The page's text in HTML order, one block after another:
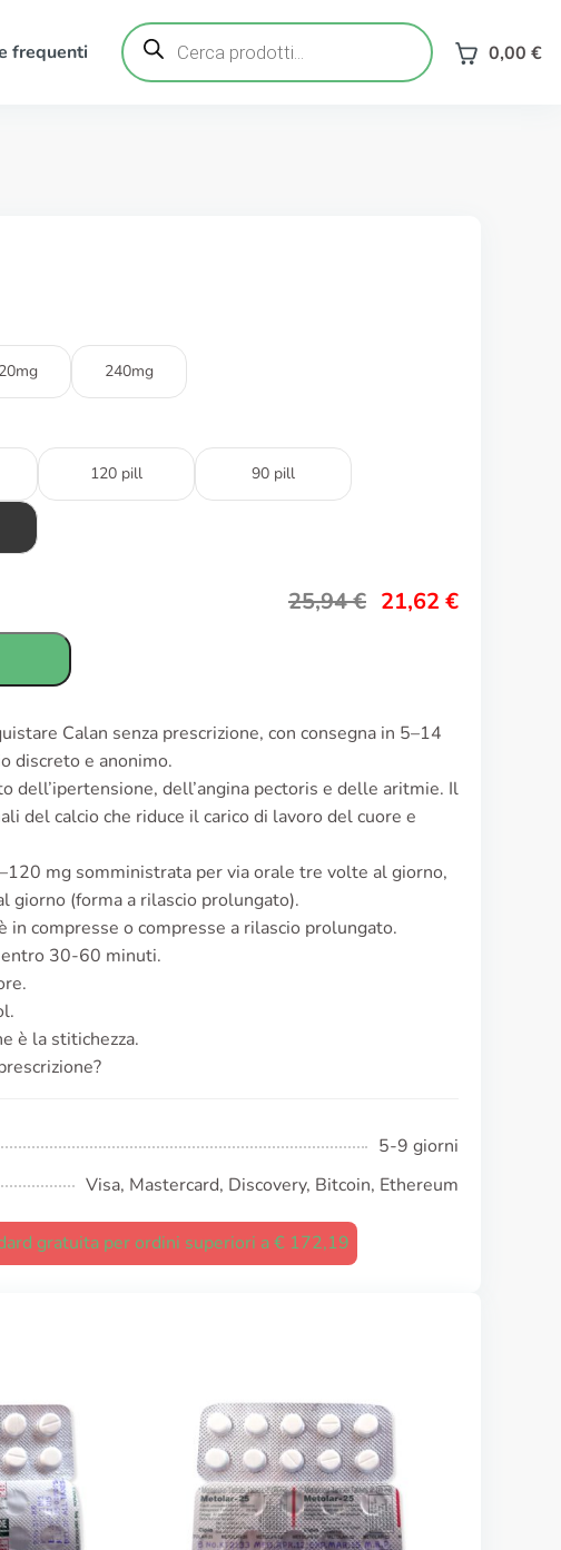
frequenti
Ricerca
prodotti 0,00 €
240mg
120 pill 90 pill
25,94€ 21,62 €
Calan senza prescrizione, con consegna in 5–14
discreto e anonimo.
dell’ipertensione, dell’angina pectoris e delle aritmie. Il
del calcio che riduce il carico di lavoro del cuore e
mg somministrata per via orale tre volte al giorno,
giorno (forma a rilascio prolungato).
in compresse o compresse a rilascio prolungato.
30-60 minuti.
è la stitichezza.
5-9 giorni
Visa, Mastercard, Discovery, Bitcoin, Ethereum
gratuita per ordini superiori a € 172,19
Dilatrend